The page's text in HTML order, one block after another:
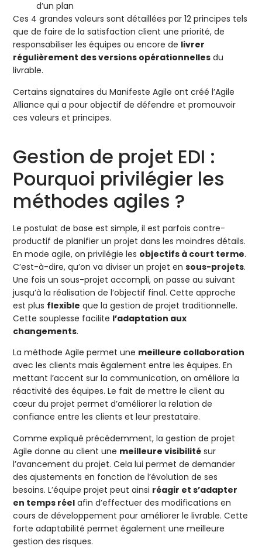
d’un plan
Ces 4 grandes valeurs sont détaillées par 12 principes tels
que de faire de la satisfaction client une priorité, de
responsabiliser les équipes ou encore de livrer
régulièrement des versions opérationnelles du
livrable.
Certains signataires du Manifeste Agile ont créé l’Agile
Alliance qui a pour objectif de défendre et promouvoir
ces valeurs et principes.
Gestion de projet EDI :
Pourquoi privilégier les
méthodes agiles ?
Le postulat de base est simple, il est parfois contre-
productif de planifier un projet dans les moindres détails.
En mode agile, on privilégie les objectifs à court terme.
C’est-à-dire, qu’on va diviser un projet ensous-projets.
Une fois un sous-projet accompli, on passe au suivant
jusqu’à la réalisation de l’objectif final. Cette approche
est plus flexible que la gestion de projet traditionnelle.
Cette souplesse facilite l’adaptation aux
changements.
La méthode Agile permet une meilleure collaboration
avec les clients mais également entre les équipes. En
mettant l’accent sur la communication, on améliore la
réactivité des équipes. Le fait de mettre le client au
cœur du projet permet d’améliorer la relation de
confiance entre les clients et leur prestataire.
Comme expliqué précédemment, la gestion de projet
Agile donne au client une meilleure visibilité sur
l’avancement du projet. Cela lui permet de demander
des ajustements en fonction de l’évolution de ses
besoins. L’équipe projet peut ainsi réagir et s’adapter
en temps réel afin d’effectuer des modifications en
cours de développement pour améliorer le livrable. Cette
forte adaptabilité permet également une meilleure
gestion des risques.